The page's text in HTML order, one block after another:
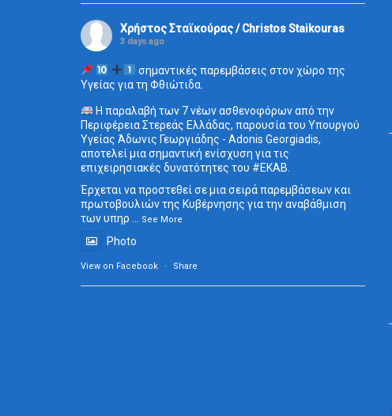
Χρήστος Σταϊκούρας / Christos Staikouras
3 days ago
σημαντικές παρεμβάσεις στον χώρο της
Υγείας για τη Φθιώτιδα.
Η παραλαβή των 7 νέων ασθενοφόρων από την
Περιφέρεια Στερεάς Ελλάδας, παρουσία του Υπουργού
Υγείας Άδωνις Γεωργιάδης - Adonis Georgiadis,
αποτελεί μια σημαντική ενίσχυση για τις
επιχειρησιακές δυνατότητες του #ΕΚΑΒ
Έρχεται να προστεθεί σε μια σειρά παρεμβάσεων και
πρωτοβουλιών της Κυβέρνησης για την αναβάθμιση
των υπηρ
See More
Photo
View on Facebook · Share